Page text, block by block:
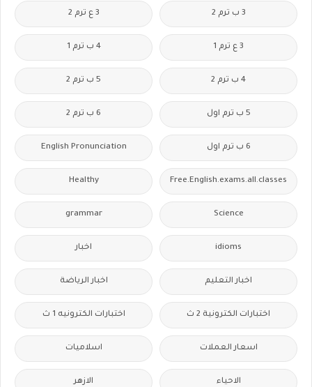
3 ب ترم 2 3 ع ترم 2
3 ع ترم 1 4 ب ترم 1
4 ب ترم 2 5 ب ترم 2
5 ب ترم اول 6 ب ترم 2
6 ب ترم اول English Pronunciation
Free.English.exams.all.classes
Healthy
Science
grammar
idioms اخبار
اخبار التعليم اخبار الرياضة
اختبارات الكترونية 2 ث اختبارات الكترونيه 1 ث
اسعار العملات اسلاميات
الاحياء الازهر